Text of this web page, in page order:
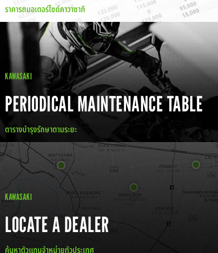
ราคารถมอเตอร์ไซด์คาวาซากิ
KAWASAKI
PERIODICAL MAINTENANCE TABLE
ตารางบำรุงรักษาตามระยะ
KAWASAKI
LOCATE A DEALER